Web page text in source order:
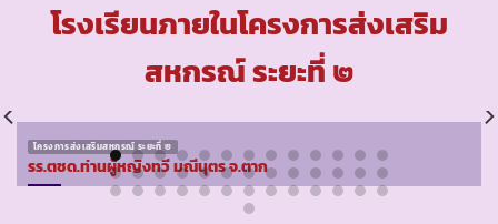
โรงเรียนภายในโครงการส่งเสริม
สหกรณ์ ระยะที่ ๒
โครงการส่งเสริมสหกรณ์ ระยะที่ ๒
รร.ตชด.ท่านผู้หญิงทวี มณีนุตร จ.ตาก